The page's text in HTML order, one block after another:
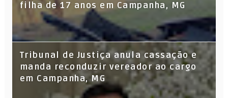
filha de 17 anos em Campanha, MG
Tribunal de Justiça anula cassação e
manda reconduzir vereador ao cargo
em Campanha, MG